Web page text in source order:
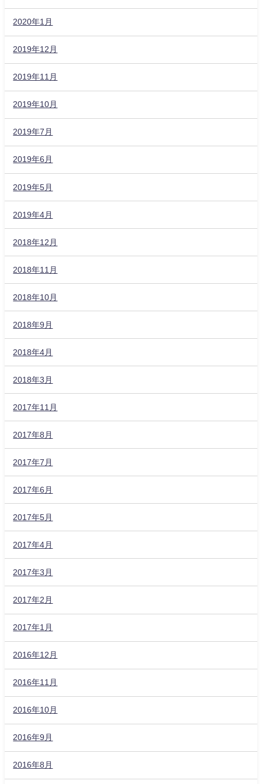
2020年1月
2019年12月
2019年11月
2019年10月
2019年7月
2019年6月
2019年5月
2019年4月
2018年12月
2018年11月
2018年10月
2018年9月
2018年4月
2018年3月
2017年11月
2017年8月
2017年7月
2017年6月
2017年5月
2017年4月
2017年3月
2017年2月
2017年1月
2016年12月
2016年11月
2016年10月
2016年9月
2016年8月